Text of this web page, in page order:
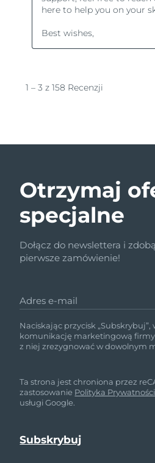
Otrzymaj
specjalne
Dołącz do newslettera i
pierwsze zamówienie!
Adres e-mail
Naciskając przycisk
komunikację marketingową firmy
z niej zrezygnować w dowolnym
Ta strona jest chroniona przez
zastosowanie Polityka Prywatności
usługi Google.